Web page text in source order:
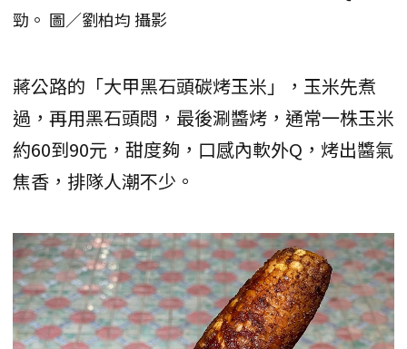
勁。 圖／劉柏均 攝影
蔣公路的「大甲黑石頭碳烤玉米」，玉米先煮
過，再用黑石頭悶，最後涮醬烤，通常一株玉米
約60到90元，甜度夠，口感內軟外Q，烤出醬氣
焦香，排隊人潮不少。